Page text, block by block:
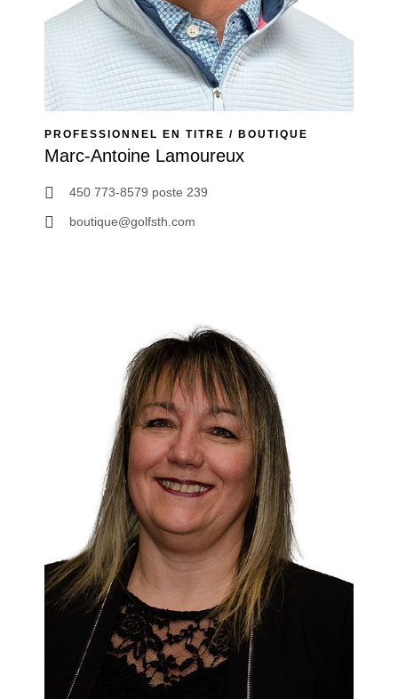
PROFESSIONNEL EN TITRE / BOUTIQUE
Marc-Antoine Lamoureux
450 773-8579 poste 239
boutique@golfsth.com